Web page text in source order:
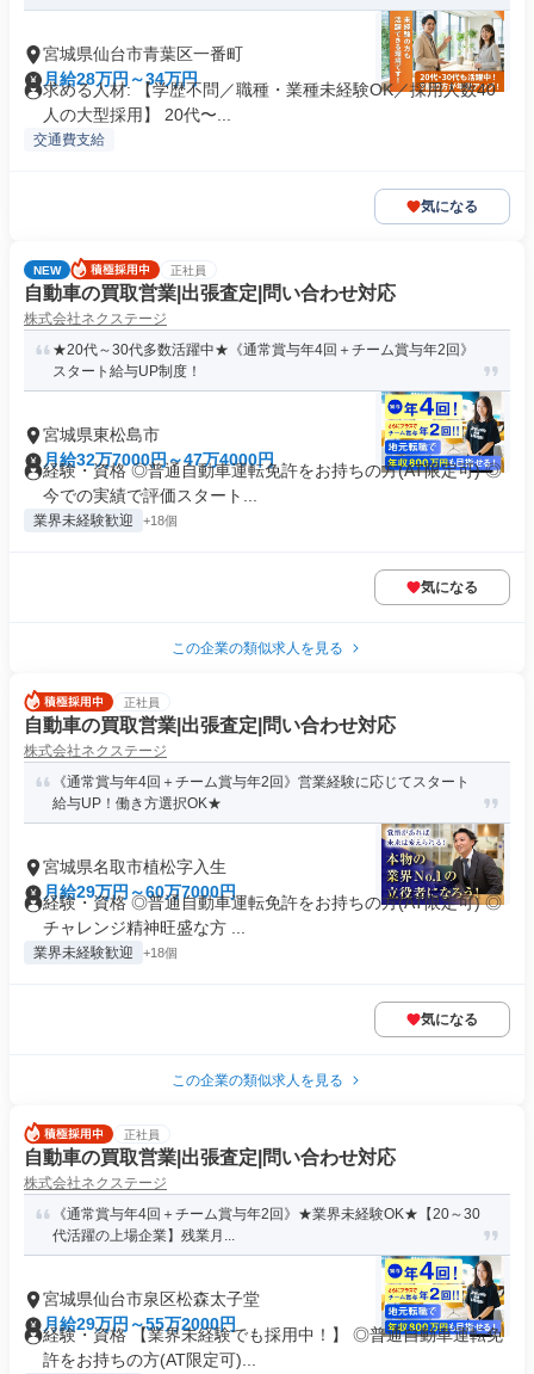
宮城県仙台市青葉区一番町
月給28万円～34万円
求める人材: 【学歴不問／職種・業種未経験OK／採用人数40
人の大型採用】 20代〜...
交通費支給
気になる
NEW 正社員
自動車の買取営業|出張査定|問い合わせ対応
株式会社ネクステージ
★20代～30代多数活躍中★《通常賞与年4回＋チーム賞与年2回》
スタート給与UP制度！
宮城県東松島市
月給32万7000円～47万4000円
経験・資格 ◎普通自動車運転免許をお持ちの方(AT限定可) ◎
今での実績で評価スタート...
業界未経験歓迎 +18個
気になる
この企業の類似求人を見る
正社員
自動車の買取営業|出張査定|問い合わせ対応
株式会社ネクステージ
《通常賞与年4回＋チーム賞与年2回》営業経験に応じてスタート
給与UP！働き方選択OK★
宮城県名取市植松字入生
月給29万円～60万7000円
経験・資格 ◎普通自動車運転免許をお持ちの方(AT限定可) ◎
チャレンジ精神旺盛な方 ...
業界未経験歓迎 +18個
気になる
この企業の類似求人を見る
正社員
自動車の買取営業|出張査定|問い合わせ対応
株式会社ネクステージ
《通常賞与年4回＋チーム賞与年2回》★業界未経験OK★【20～30
代活躍の上場企業】残業月...
宮城県仙台市泉区松森太子堂
月給29万円～55万2000円
経験・資格 【業界未経験でも採用中！】 ◎普通自動車運転免
許をお持ちの方(AT限定可)...